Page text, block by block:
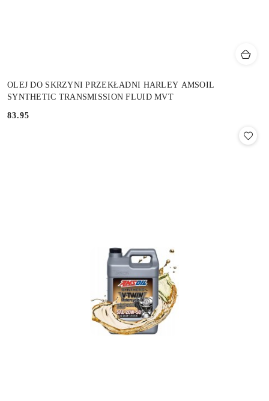
OLEJ DO SKRZYNI PRZEKŁADNI HARLEY AMSOIL
SYNTHETIC TRANSMISSION FLUID MVT
Cena:
83.95